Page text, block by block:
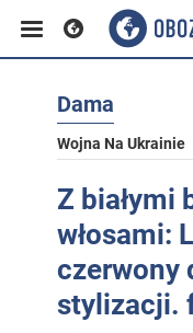
Dama
Wojna Na Ukrainie
Z białymi
włosami:
czerwony
stylizacji.